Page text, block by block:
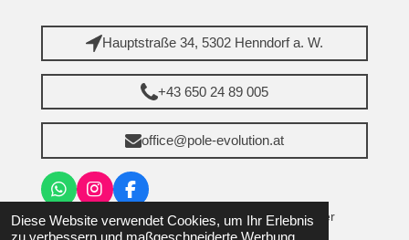
Diese Website verwendet Cookies, um Ihr Erlebnis
zu verbessern und maßgeschneiderte Werbung
Hauptstraße 34, 5302 Henndorf a. W.
+43 650 24 89 005
office@pole-evolution.at
W
h
a
I
s
F
c
© 2024 - 2026 Pole Evolution - Bettina Steinhauser